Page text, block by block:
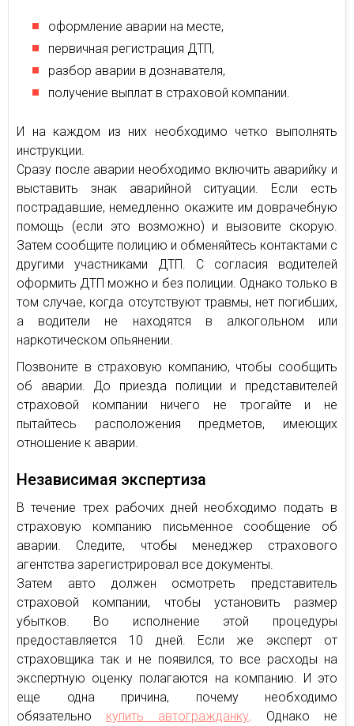
оформление аварии на месте,
первичная регистрация ДТП,
разбор аварии в дознавателя,
получение выплат в страховой компании.
И на каждом из них необходимо четко выполнять
инструкции.
Сразу после аварии необходимо включить аварийку и
выставить знак аварийной ситуации. Если есть
пострадавшие, немедленно окажите им доврачебную
помощь (если это возможно) и вызовите скорую.
Затем сообщите полицию и обменяйтесь контактами с
другими участниками ДТП. С согласия водителей
оформить ДТП можно и без полиции. Однако только в
том случае, когда отсутствуют травмы, нет погибших,
а водители не находятся в алкогольном или
наркотическом опьянении.
Позвоните в страховую компанию, чтобы сообщить
об аварии. До приезда полиции и представителей
страховой компании ничего не трогайте и не
пытайтесь расположения предметов, имеющих
отношение к аварии.
Независимая экспертиза
В течение трех рабочих дней необходимо подать в
страховую компанию письменное сообщение об
аварии. Следите, чтобы менеджер страхового
агентства зарегистрировал все документы.
Затем авто должен осмотреть представитель
страховой компании, чтобы установить размер
убытков. Во исполнение этой процедуры
предоставляется 10 дней. Если же эксперт от
страховщика так и не появился, то все расходы на
экспертную оценку полагаются на компанию. И это
еще одна причина, почему необходимо
обязательно купить автогражданку . Однако не